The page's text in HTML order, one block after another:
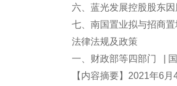
六、蓝光发展控股股东
七、南国置业拟与招商
法律法规及政策
一、财政部等四部门 |
【内容摘要】2021年6